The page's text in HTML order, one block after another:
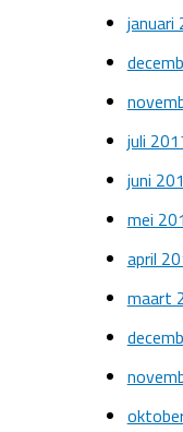
januari
juli
juni
mei
april
maart